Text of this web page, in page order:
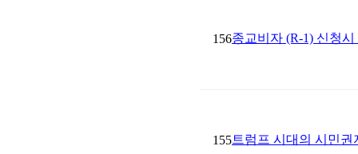
156종교비자 (R-1) 신청
155트럼프 시대의 시민